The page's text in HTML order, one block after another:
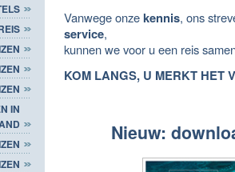
IN
Vanwege onzekennis, ons
service,
kunnen we voor u een reis
KOM LANGS, U MERKT
Nieuw: